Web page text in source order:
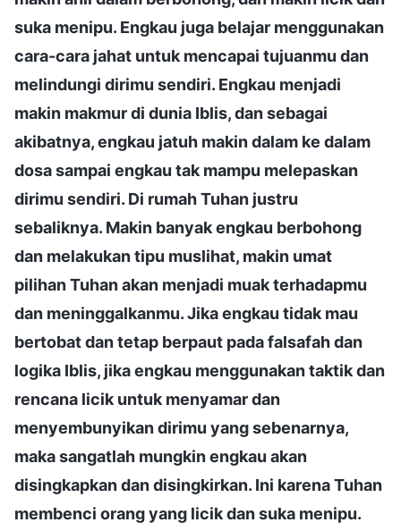
suka menipu. Engkau juga belajar menggunakan
cara-cara jahat untuk mencapai tujuanmu dan
melindungi dirimu sendiri. Engkau menjadi
makin makmur di dunia Iblis, dan sebagai
akibatnya, engkau jatuh makin dalam ke dalam
dosa sampai engkau tak mampu melepaskan
dirimu sendiri. Di rumah Tuhan justru
sebaliknya. Makin banyak engkau berbohong
dan melakukan tipu muslihat, makin umat
pilihan Tuhan akan menjadi muak terhadapmu
dan meninggalkanmu. Jika engkau tidak mau
bertobat dan tetap berpaut pada falsafah dan
logika Iblis, jika engkau menggunakan taktik dan
rencana licik untuk menyamar dan
menyembunyikan dirimu yang sebenarnya,
maka sangatlah mungkin engkau akan
disingkapkan dan disingkirkan. Ini karena Tuhan
membenci orang yang licik dan suka menipu.